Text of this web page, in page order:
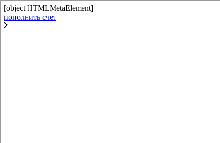
[object HTMLMetaElement]
пополнить счет